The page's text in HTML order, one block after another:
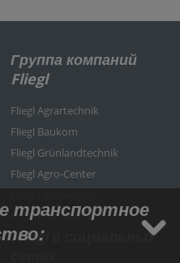
Группа компаний
Fliegl
Fliegl Agrartechnik
Fliegl Baukom
Fliegl Grünlandtechnik
Fliegl Agro-Center
RPS Trailer Rental
Fliegl в социальных
транспортное